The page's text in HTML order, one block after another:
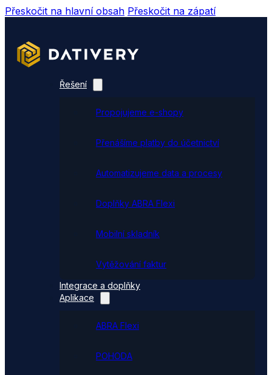
Přeskočit na hlavní obsah Přeskočit na zápatí
Řešení
Propojujeme e-shopy
Přenášíme platby do účetnictví
Automatizujeme data a procesy
Doplňky ABRA Flexi
Mobilní skladník
Vytěžování faktur
Integrace a doplňky
Aplikace
ABRA Flexi
POHODA